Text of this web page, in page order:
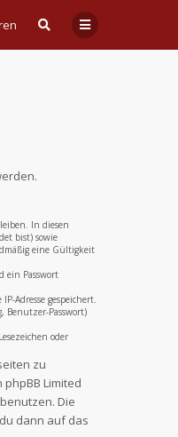
In diesen
bist) sowie
eine Gültigkeit
ein Passwort
Adresse gespeichert.
Benutzer-Passwort)
oder
zu
Limited
Die
dann auf das